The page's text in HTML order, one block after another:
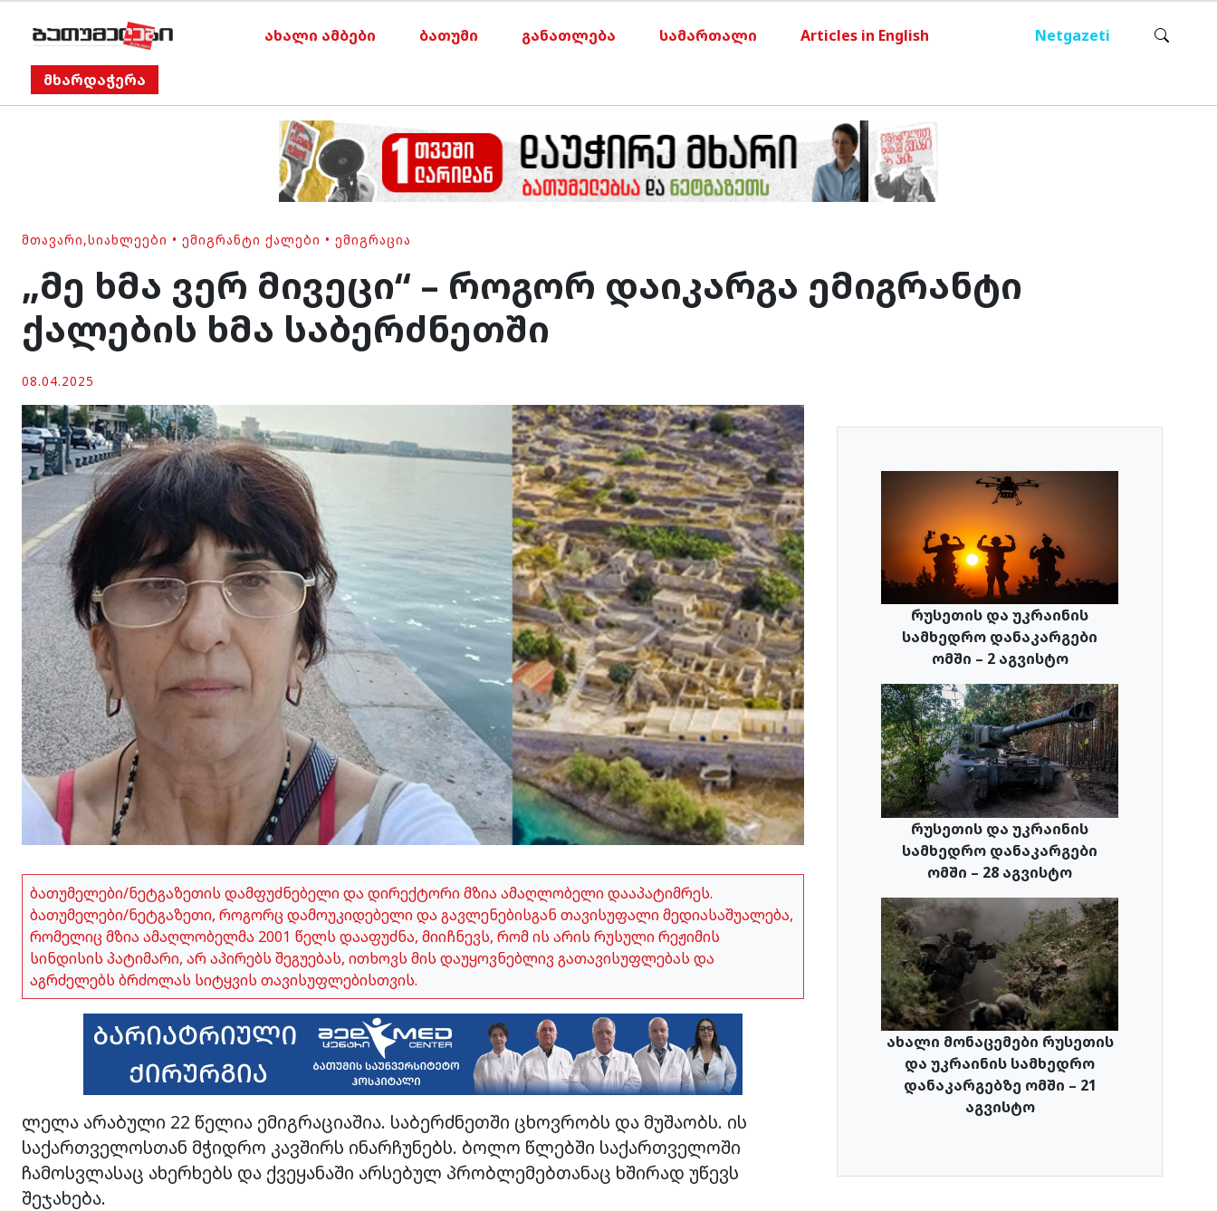
ახალი ამბები ბათუმი განათლება სამართალი Articles in English Netgazeti
მხარდაჭერა
ᲛᲗᲐᲕᲐᲠᲘ,ᲡᲘᲐᲮᲚᲔᲔᲑᲘ • ᲔᲛᲘᲒᲠᲐᲜᲢᲘ ᲥᲐᲚᲔᲑᲘ • ᲔᲛᲘᲒᲠᲐᲪᲘᲐ
„მე ხმა ვერ მივეცი“ – როგორ დაიკარგა ემიგრანტი
ქალების ხმა საბერძნეთში
08.04.2025
ბათუმელები/ნეტგაზეთის დამფუძნებელი და დირექტორი მზია ამაღლობელი დააპატიმრეს.
ბათუმელები/ნეტგაზეთი, როგორც დამოუკიდებელი და გავლენებისგან თავისუფალი მედიასაშუალება,
რომელიც მზია ამაღლობელმა 2001 წელს დააფუძნა, მიიჩნევს, რომ ის არის რუსული რეჟიმის
სინდისის პატიმარი, არ აპირებს შეგუებას, ითხოვს მის დაუყოვნებლივ გათავისუფლებას და
აგრძელებს ბრძოლას სიტყვის თავისუფლებისთვის.
ლელა არაბული 22 წელია ემიგრაციაშია. საბერძნეთში ცხოვრობს და მუშაობს. ის
საქართველოსთან მჭიდრო კავშირს ინარჩუნებს. ბოლო წლებში საქართველოში
ჩამოსვლასაც ახერხებს და ქვეყანაში არსებულ პრობლემებთანაც ხშირად უწევს
შეჯახება.
რუსეთის და უკრაინის
სამხედრო დანაკარგები
ომში – 2 აგვისტო
რუსეთის და უკრაინის
სამხედრო დანაკარგები
ომში – 28 აგვისტო
ახალი მონაცემები რუსეთის
და უკრაინის სამხედრო
დანაკარგებზე ომში – 21
აგვისტო